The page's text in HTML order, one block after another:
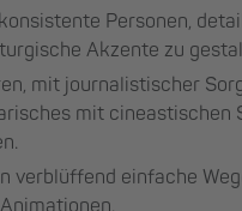
Personen,
Akzente zu
mit journalistischer
mit cineastischen
verblüffend einfache